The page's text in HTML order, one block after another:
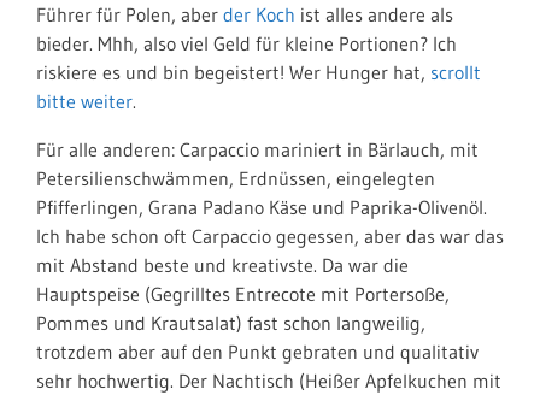
Führer für Polen, aber der Koch ist alles andere als
bieder. Mhh, also viel Geld für kleine Portionen? Ich
riskiere es und bin begeistert! Wer Hunger hat, scrollt
bitte weiter.
Für alle anderen: Carpaccio mariniert in Bärlauch, mit
Petersilienschwämmen, Erdnüssen, eingelegten
Pfifferlingen, Grana Padano Käse und Paprika-Olivenöl.
Ich habe schon oft Carpaccio gegessen, aber das war das
mit Abstand beste und kreativste. Da war die
Hauptspeise (Gegrilltes Entrecote mit Portersoße,
Pommes und Krautsalat) fast schon langweilig,
trotzdem aber auf den Punkt gebraten und qualitativ
sehr hochwertig. Der Nachtisch (Heißer Apfelkuchen mit